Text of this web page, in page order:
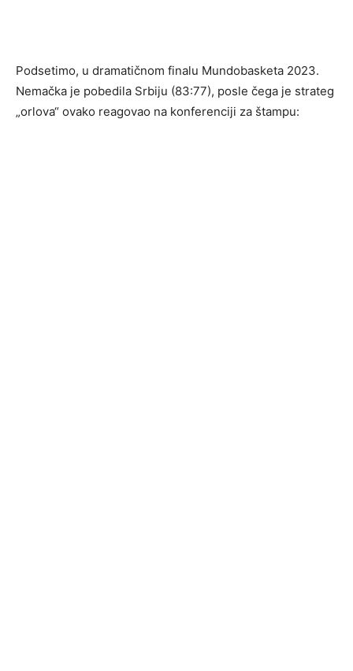
Podsetimo, u dramatičnom finalu Mundobasketa 2023.
Nemačka je pobedila Srbiju (83:77), posle čega je strateg
„orlova“ ovako reagovao na konferenciji za štampu: